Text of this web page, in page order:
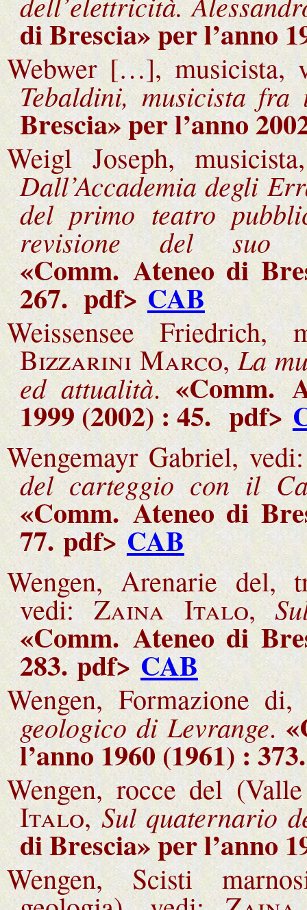
di Brescia» per l’anno
Webwer […], musicista,
Tebaldini, musicista fra
Brescia» per l’anno
Weigl Joseph,
Dall’Accademia degli
del primo teatro
revisione del suo
«Comm.Ateneo di
267.pdf> CAB
Weissensee
Bizzarini Marco,La
ed attualità.«Comm.
1999 (2002) : 45.pdf>
Wengemayr Gabriel,
del carteggio con il
«Comm.Ateneo di
77.pdf>CAB
Wengen, Arenarie del,
vedi:Zaina Italo,
«Comm.Ateneo di
283.pdf>CAB
Wengen, Formazione
geologico di Levrange.
l’anno 1960 (1961) :
Wengen, rocce del
Italo, Sul quaternario
di Brescia» per l’anno
Wengen, Scisti